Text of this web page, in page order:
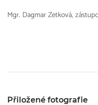
Mgr. Dagmar Zetková,
Přiložené fotografie